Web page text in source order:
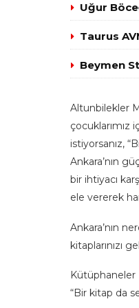
Uğur
Taurus
Beymen
Altunbilekler
çocuklarımız
istiyorsanız,
Ankara’nın
bir ihtiyacı
ele vererek
Ankara’nın
kitaplarınızı
Kütüphaneler
“Bir kitap da